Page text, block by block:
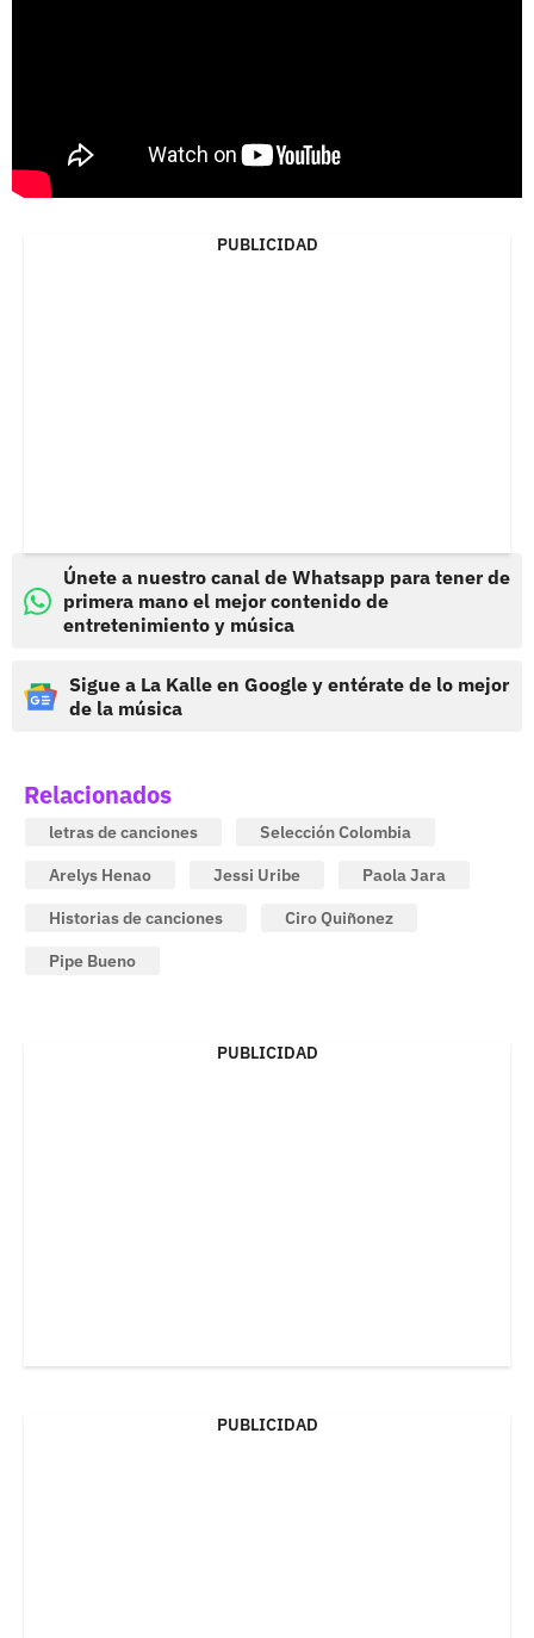
PUBLICIDAD
Únete a nuestro canal de Whatsapp para tener de
primera mano el mejor contenido de
entretenimiento y música
Sigue a La Kalle en Google y entérate de lo mejor
de la música
Relacionados
letras de canciones
Selección Colombia
Arelys Henao
Jessi Uribe
Paola Jara
Historias de canciones
Ciro Quiñonez
Pipe Bueno
PUBLICIDAD
PUBLICIDAD